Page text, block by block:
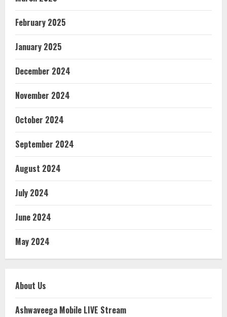
February 2025
January 2025
December 2024
November 2024
October 2024
September 2024
August 2024
July 2024
June 2024
May 2024
About Us
Ashwaveega Mobile LIVE Stream